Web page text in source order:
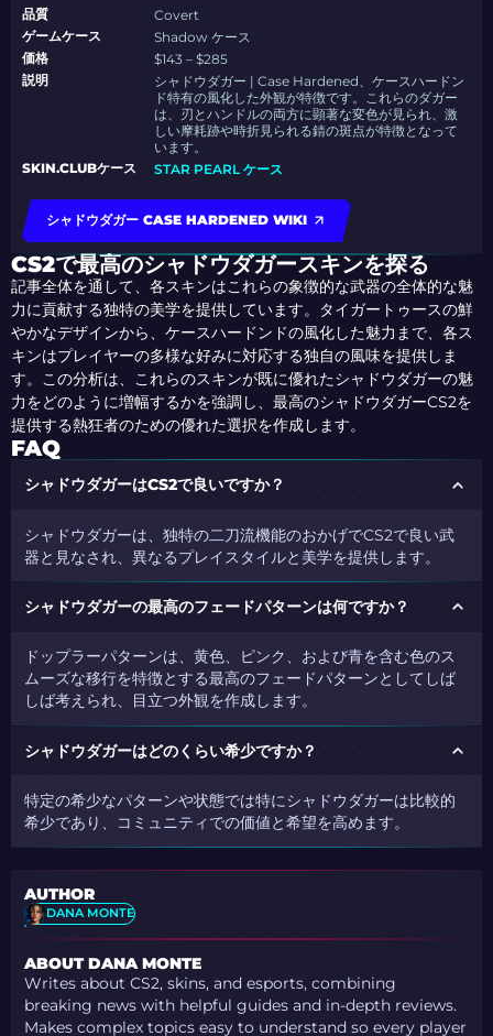
品質
Covert
ゲームケース
Shadow ケース
価格
$143 – $285
説明
シャドウダガー | Case Hardened、ケースハードン
ド特有の風化した外観が特徴です。これらのダガー
は、刃とハンドルの両方に顕著な変色が見られ、激
しい摩耗跡や時折見られる錆の斑点が特徴となって
います。
SKIN.CLUBケース
STAR PEARL ケース
シャドウダガー CASE HARDENED WIKI
CS2で最高のシャドウダガースキンを探る
記事全体を通して、各スキンはこれらの象徴的な武器の全体的な魅
力に貢献する独特の美学を提供しています。タイガートゥースの鮮
やかなデザインから、ケースハードンドの風化した魅力まで、各ス
キンはプレイヤーの多様な好みに対応する独自の風味を提供しま
す。この分析は、これらのスキンが既に優れたシャドウダガーの魅
力をどのように増幅するかを強調し、最高のシャドウダガーCS2を
提供する熱狂者のための優れた選択を作成します。
FAQ
シャドウダガーはCS2で良いですか？
シャドウダガーは、独特の二刀流機能のおかげでCS2で良い武
器と見なされ、異なるプレイスタイルと美学を提供します。
シャドウダガーの最高のフェードパターンは何ですか？
ドップラーパターンは、黄色、ピンク、および青を含む色のス
ムーズな移行を特徴とする最高のフェードパターンとしてしば
しば考えられ、目立つ外観を作成します。
シャドウダガーはどのくらい希少ですか？
特定の希少なパターンや状態では特にシャドウダガーは比較的
希少であり、コミュニティでの価値と希望を高めます。
AUTHOR
DANA MONTE
ABOUT DANA MONTE
Writes about CS2, skins, and esports, combining
breaking news with helpful guides and in-depth reviews.
Makes complex topics easy to understand so every player